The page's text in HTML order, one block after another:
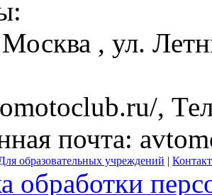
Москва , ул.
,
почта:
образовательных учреждений |
обработки